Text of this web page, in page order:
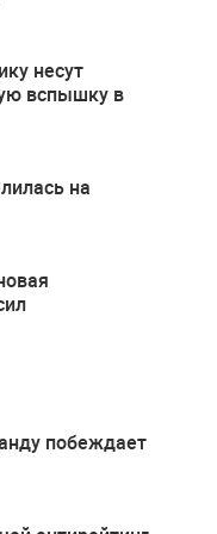
несут
вспышку в
на
побеждает